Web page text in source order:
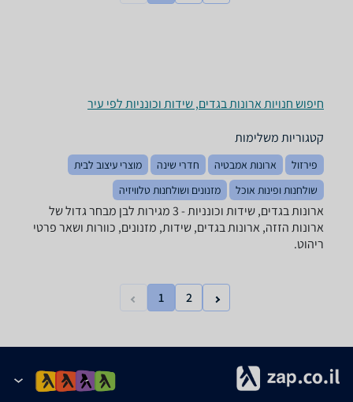
חיפוש חנויות ארונות בגדים, שידות וכונניות לפי עיר
קטגוריות משלימות
פירזול ארונות אמבטיה חדרי שינה
מוצרי עיצוב לבית
שולחנות ופינות אוכל
מזנונים ושולחנות טלוויזיה
ארונות בגדים, שידות וכונניות - ‏3 מגירות ‏לבן מבחר גדול של
ארונות הזזה, ארונות בגדים, שידות, מזנונים, כוורות ושאר פרטי
ריהוט.
1 2